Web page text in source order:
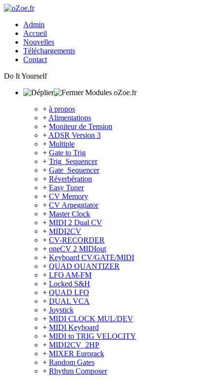
Admin
Accueil
Nouvelles
Téléchargements
Contact
Do It Yourself
Modules oZoe.fr
+ à propos
+ Alimentations
+ Moniteur de Tension
+ ADSR Version 3
+ Multiple
+ Gate to Trig
+ Trig_Sequencer
+ Gate_Sequencer
+ Réverbération
+ Easy Tuner
+ CV Memory
+ CV Arpeggiator
+ Master Clock
+ MIDI 2 Dual CV
+ MIDI2CV
+ CV-RECORDER
+ oneCV 2 MIDIout
+ Keyboard CV/GATE/MIDI
+ QUAD QUANTIZER
+ LFO AM-FM
+ Locked S&H
+ QUAD LFO
+ DUAL VCA
+ Joystick
+ MIDI CLOCK MUL/DEV
+ MIDI Keyboard
+ MIDI to TRIG VELOCITY
+ MIDI2CV_2HP
+ MIXER Eurorack
+ Random Gates
+ Rhythm Composer